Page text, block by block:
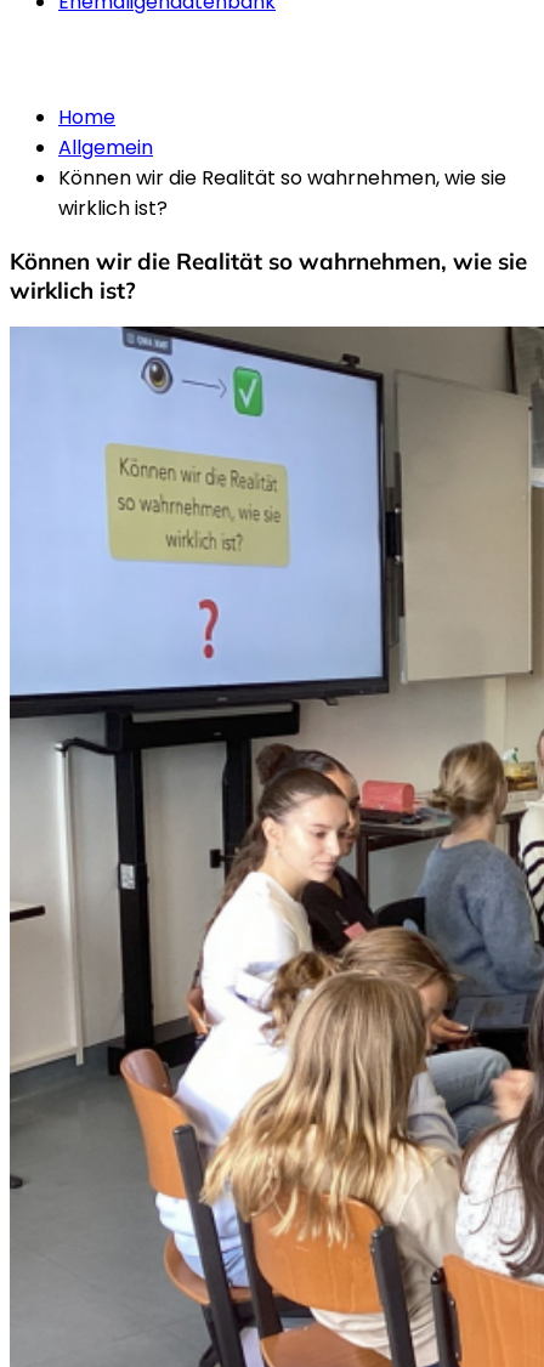
Home
Allgemein
Können wir die Realität so wahrnehmen, wie sie
wirklich ist?
Können wir die Realität so wahrnehmen, wie sie
wirklich ist?